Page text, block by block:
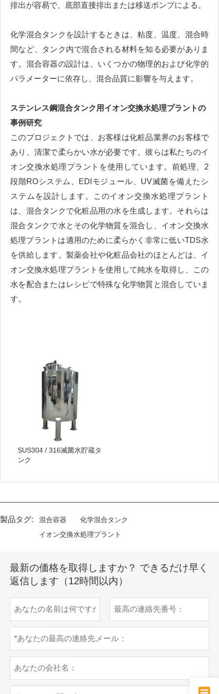
排出が容易で、底部直接排出または移送ポンプによる。
化学混合タンクを設計するときは、粘度、温度、混合時
間など、タンク内で混合される材料を知る必要がありま
す。混合容器の設計は、いくつかの物理的および化学的
パラメーターに依存し、混合品質に影響を与えます。
ステンレス鋼混合タンク用イオン交換水処理プラントの
事例研究
このプロジェクトでは、お客様は化粧品業界のお客様で
あり、清潔で柔らかい水が必要です。彼らは私たちのイ
オン交換水処理プラントを使用しています。前処理、2
段階ROシステム、EDIモジュール、UV滅菌を備えたシ
ステムを設計します。このイオン交換水処理プラント
は、混合タンクで化粧品用の水を生成します。それらは
混合タンクで水とその化学物質を混合し、イオン交換水
処理プラントは適用のために柔らかく非常に低いTDS水
を供給します。製薬会社や化粧品会社のほとんどは、イ
オン交換水処理プラントを使用して純水を取得し、この
水を配合またはレシピで特殊な化学物質と混合していま
す。
SUS304 / 316滅菌水貯蔵タ
ンク
製品タグ: 混合容器
化学混合タンク
イオン交換水処理プラント
最新の価格を取得しますか？ できるだけ早く
返信します（12時間以内）